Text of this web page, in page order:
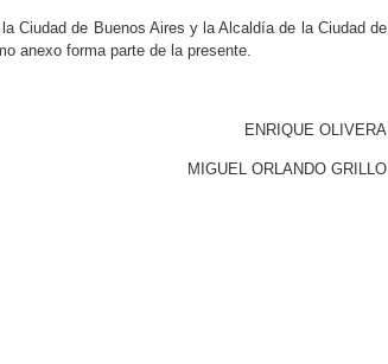
Ciudad de Buenos Aires y la Alcaldía de la Ciudad de
anexo forma parte de la presente.
ENRIQUE OLIVERA
MIGUEL ORLANDO GRILLO